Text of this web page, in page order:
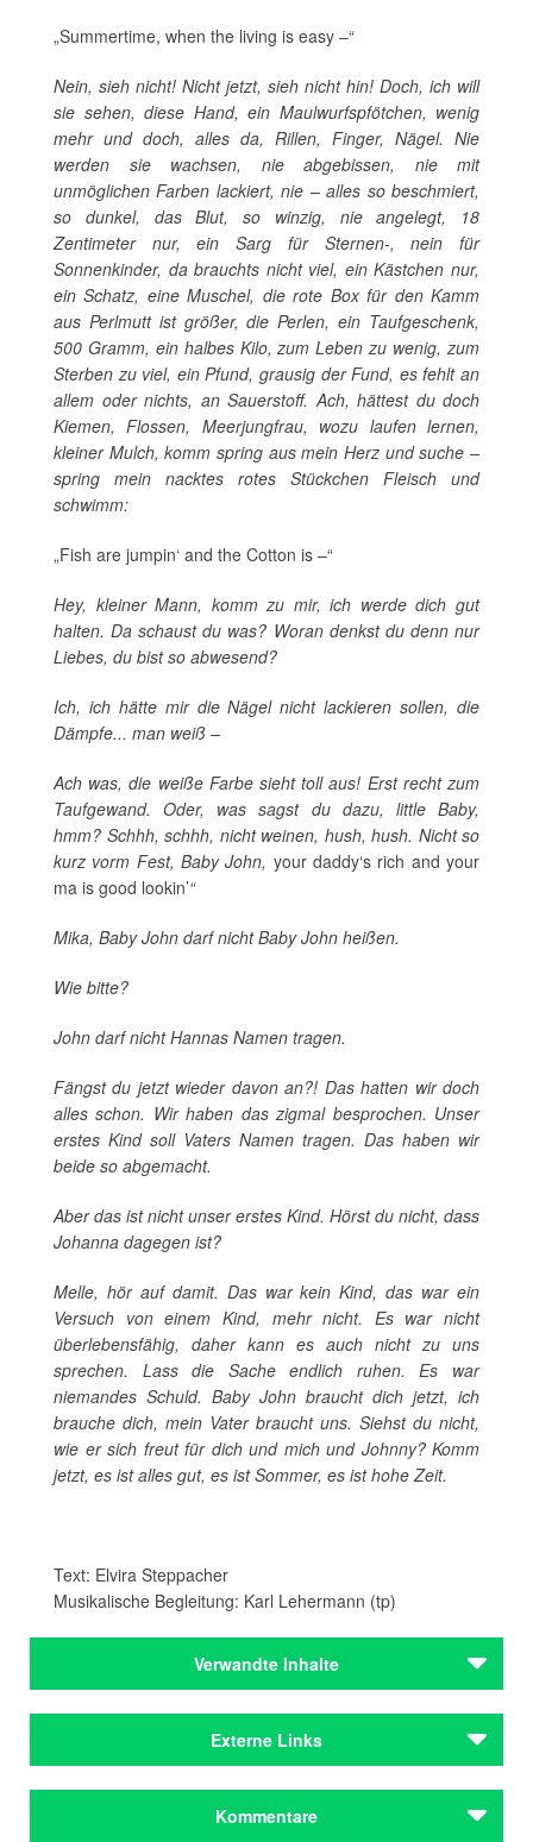
„Summertime, when the living is easy –“
Nein, sieh nicht! Nicht jetzt, sieh nicht hin! Doch, ich will
sie sehen, diese Hand, ein Maulwurfspfötchen, wenig
mehr und doch, alles da, Rillen, Finger, Nägel. Nie
werden sie wachsen, nie abgebissen, nie mit
unmöglichen Farben lackiert, nie – alles so beschmiert,
so dunkel, das Blut, so winzig, nie angelegt, 18
Zentimeter nur, ein Sarg für Sternen-, nein für
Sonnenkinder, da brauchts nicht viel, ein Kästchen nur,
ein Schatz, eine Muschel, die rote Box für den Kamm
aus Perlmutt ist größer, die Perlen, ein Taufgeschenk,
500 Gramm, ein halbes Kilo, zum Leben zu wenig, zum
Sterben zu viel, ein Pfund, grausig der Fund, es fehlt an
allem oder nichts, an Sauerstoff. Ach, hättest du doch
Kiemen, Flossen, Meerjungfrau, wozu laufen lernen,
kleiner Mulch, komm spring aus mein Herz und suche –
spring mein nacktes rotes Stückchen Fleisch und
schwimm:
„Fish are jumpin‘ and the Cotton is –“
Hey, kleiner Mann, komm zu mir, ich werde dich gut
halten. Da schaust du was? Woran denkst du denn nur
Liebes, du bist so abwesend?
Ich, ich hätte mir die Nägel nicht lackieren sollen, die
Dämpfe... man weiß –
Ach was, die weiße Farbe sieht toll aus! Erst recht zum
Taufgewand. Oder, was sagst du dazu, little Baby,
hmm? Schhh, schhh, nicht weinen, hush, hush. Nicht so
kurz vorm Fest, Baby John, your daddy‘s rich and your
ma is good lookin’“
Mika, Baby John darf nicht Baby John heißen.
Wie bitte?
John darf nicht Hannas Namen tragen.
Fängst du jetzt wieder davon an?! Das hatten wir doch
alles schon. Wir haben das zigmal besprochen. Unser
erstes Kind soll Vaters Namen tragen. Das haben wir
beide so abgemacht.
Aber das ist nicht unser erstes Kind. Hörst du nicht, dass
Johanna dagegen ist?
Melle, hör auf damit. Das war kein Kind, das war ein
Versuch von einem Kind, mehr nicht. Es war nicht
überlebensfähig, daher kann es auch nicht zu uns
sprechen. Lass die Sache endlich ruhen. Es war
niemandes Schuld. Baby John braucht dich jetzt, ich
brauche dich, mein Vater braucht uns. Siehst du nicht,
wie er sich freut für dich und mich und Johnny? Komm
jetzt, es ist alles gut, es ist Sommer, es ist hohe Zeit.
Text: Elvira Steppacher
Musikalische Begleitung: Karl Lehermann (tp)
Verwandte Inhalte
Städteporträts
Externe Links
Kommentare